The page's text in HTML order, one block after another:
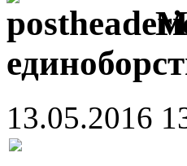
13.05.2016